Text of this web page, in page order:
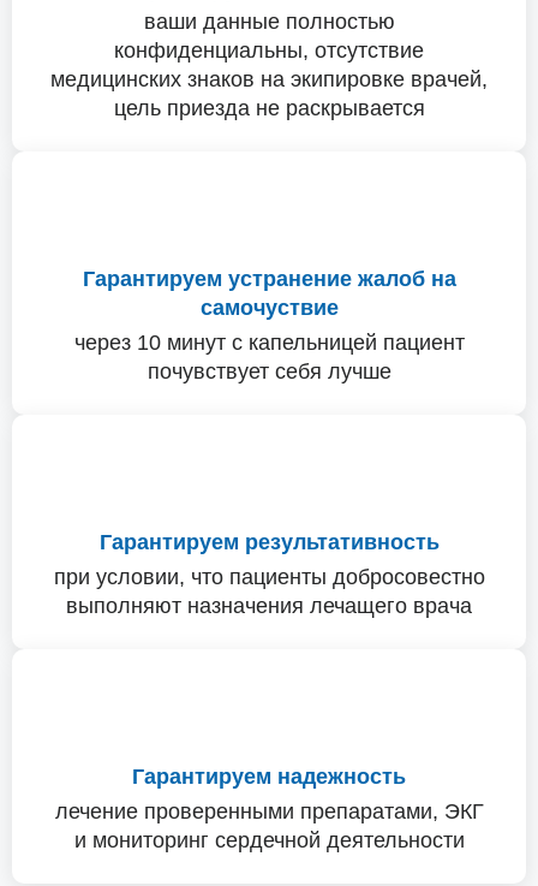
ваши данные полностью
конфиденциальны, отсутствие
медицинских знаков на экипировке врачей,
цель приезда не раскрывается
Гарантируем устранение жалоб на
самочуствие
через 10 минут с капельницей пациент
почувствует себя лучше
Гарантируем результативность
при условии, что пациенты добросовестно
выполняют назначения лечащего врача
Гарантируем надежность
лечение проверенными препаратами, ЭКГ
и мониторинг сердечной деятельности